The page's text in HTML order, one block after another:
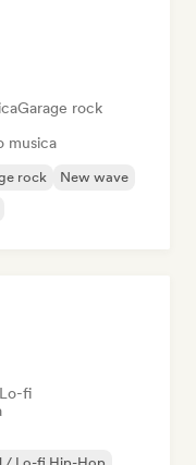
Garage rock
musica
rock
New wave
fi